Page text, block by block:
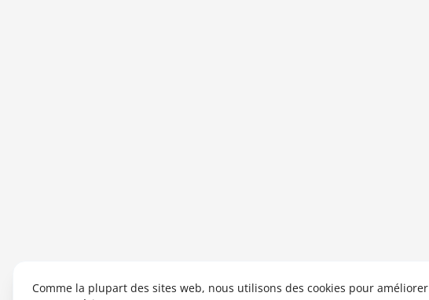
Comme la plupart des sites web, nous utilisons des cookies pour améliorer